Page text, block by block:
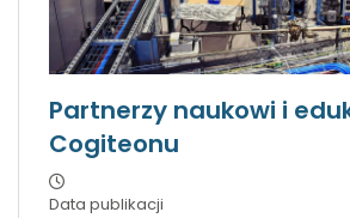
Partnerzy naukowi i
Cogiteonu
Data publikacji